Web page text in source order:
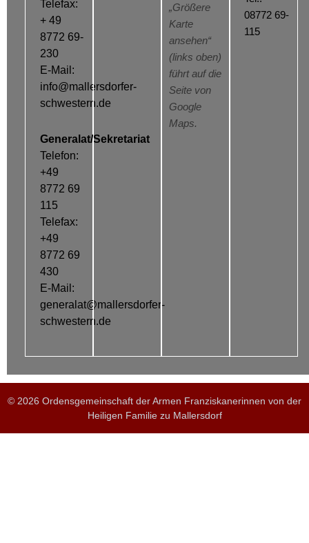
Telefax:
+ 49
8772 69-
230
E-Mail:
info@mallersdorfer-
schwestern.de
Generalat/Sekretariat
Telefon:
+49
8772 69
115
Telefax:
+49
8772 69
430
E-Mail:
generalat@mallersdorfer-
schwestern.de
„Größere
Karte
ansehen“
(links oben)
führt auf die
Seite von
Google
Maps.
08772 69-
115
© 2026 Ordensgemeinschaft der Armen Franziskanerinnen von der
Heiligen Familie zu Mallersdorf